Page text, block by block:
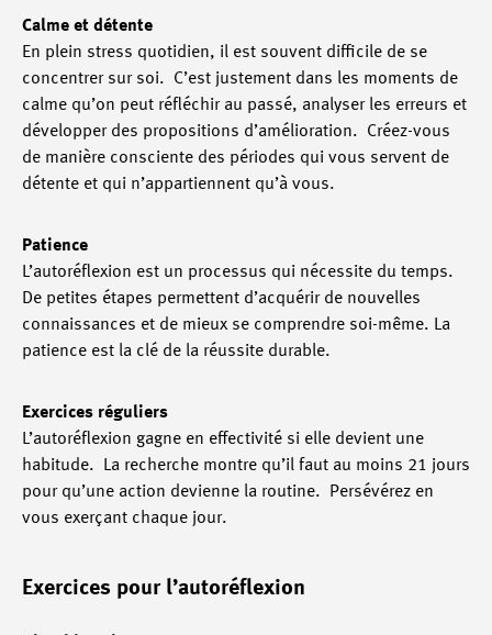
Calme et détente
En plein stress quotidien, il est souvent difficile de se
concentrer sur soi. C’est justement dans les moments de
calme qu’on peut réfléchir au passé, analyser les erreurs et
développer des propositions d’amélioration. Créez-vous
de manière consciente des périodes qui vous servent de
détente et qui n’appartiennent qu’à vous.
Patience
L’autoréflexion est un processus qui nécessite du temps.
De petites étapes permettent d’acquérir de nouvelles
connaissances et de mieux se comprendre soi-même. La
patience est la clé de la réussite durable.
Exercices réguliers
L’autoréflexion gagne en effectivité si elle devient une
habitude. La recherche montre qu’il faut au moins 21 jours
pour qu’une action devienne la routine. Persévérez en
vous exerçant chaque jour.
Exercices pour l’autoréflexion